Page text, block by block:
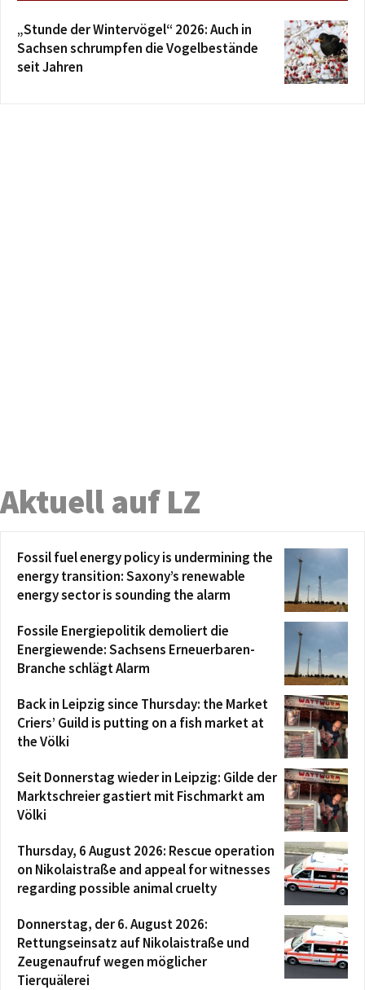
„Stunde der Wintervögel“ 2026: Auch in
Sachsen schrumpfen die Vogelbestände
seit Jahren
Aktuell auf LZ
Fossil fuel energy policy is undermining the
energy transition: Saxony’s renewable
energy sector is sounding the alarm
Fossile Energiepolitik demoliert die
Energiewende: Sachsens Erneuerbaren-
Branche schlägt Alarm
Back in Leipzig since Thursday: the Market
Criers’ Guild is putting on a fish market at
the Völki
Seit Donnerstag wieder in Leipzig: Gilde der
Marktschreier gastiert mit Fischmarkt am
Völki
Thursday, 6 August 2026: Rescue operation
on Nikolaistraße and appeal for witnesses
regarding possible animal cruelty
Donnerstag, der 6. August 2026:
Rettungseinsatz auf Nikolaistraße und
Zeugenaufruf wegen möglicher
Tierquälerei